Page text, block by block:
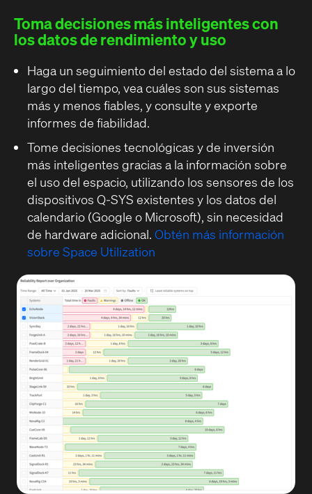
Toma decisiones más inteligentes con
los datos de rendimiento y uso
Haga un seguimiento del estado del sistema a lo
largo del tiempo, vea cuáles son sus sistemas
más y menos fiables, y consulte y exporte
informes de fiabilidad.
Tome decisiones tecnológicas y de inversión
más inteligentes gracias a la información sobre
el uso del espacio, utilizando los sensores de los
dispositivos Q-SYS existentes y los datos del
calendario (Google o Microsoft), sin necesidad
de hardware adicional. Obtén más información
sobre Space Utilization